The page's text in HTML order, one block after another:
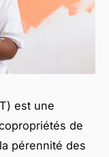
est une
de
pérennité des